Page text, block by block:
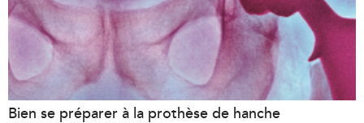
Bien se préparer à la prothèse de hanche